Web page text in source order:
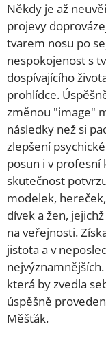
Někdy je až
projevy
tvarem nosu po
nespokojenost s
dospívajícího
prohlídce.
změnou "image"
následky než si
zlepšení
posun i v
skutečnost
modelek,
dívek a žen,
na veřejnosti.
jistota a v
která by zvedla
úspěšně
Měšťák.